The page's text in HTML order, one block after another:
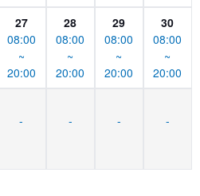
27
08:00
~
20:00
28
08:00
~
20:00
29
08:00
~
20:00
30
08:00
~
20:00
- - - -